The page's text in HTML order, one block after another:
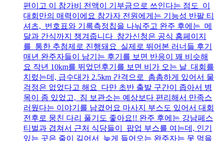
편이고 이 참가비 전액이 기부금으로 쓰인다는 점도 이
대회만의 매력이에요 참가자 전원에게는 기능성 반팔 티
셔츠, 번호표와 기록측정칩을 나눠주고 완주 후에는 메
달과 간식까지 챙겨줍니다 참가신청은 공식 홈페이지
를 통한 추첨제로 진행돼요 실제로 뛰어본 러너들 후기
매년 완주자들이 남기는 후기를 보면 반응이 꽤 비슷해
요 작년 10km를 뛰었던후기를 보면 비가 오는 날 대회를
치렀는데, 급수대가 2.5km 간격으로 촘촘하게 있어서 물
걱정은 없었다고 해요 다만 초반 출발 구간이 좁아서 병
목이 좀 있었고, 짐 보관소는 예상보다 편리해서 만족스
러웠다는 이야기를 남겼어요 마사지 부스도 있어서 대회
전후로 뭉친 다리 풀기도 좋아요!! 완주 후에는 강남페스
티벌과 겹쳐서 근처 식당들이 팝업 부스를 여는데, 인기
있는 곳은 줄이 길어서 늦게 들어오는 완주자는 못 먹을